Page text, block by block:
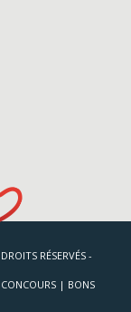
RÉSERVÉS -
| BONS